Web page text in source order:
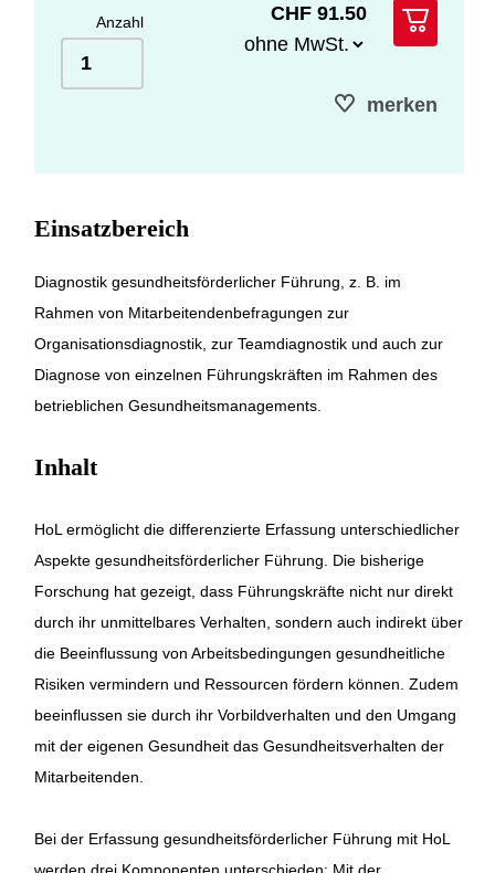
Anzahl CHF 91.50
merken
Einsatzbereich
Diagnostik gesundheitsförderlicher Führung, z. B. im
Rahmen von Mitarbeitendenbefragungen zur
Organisationsdiagnostik, zur Teamdiagnostik und auch zur
Diagnose von einzelnen Führungskräften im Rahmen des
betrieblichen Gesundheitsmanagements.
Inhalt
HoL ermöglicht die differenzierte Erfassung unterschiedlicher
Aspekte gesundheitsförderlicher Führung. Die bisherige
Forschung hat gezeigt, dass Führungskräfte nicht nur direkt
durch ihr unmittelbares Verhalten, sondern auch indirekt über
die Beeinflussung von Arbeitsbedingungen gesundheitliche
Risiken vermindern und Ressourcen fördern können. Zudem
beeinflussen sie durch ihr Vorbildverhalten und den Umgang
mit der eigenen Gesundheit das Gesundheitsverhalten der
Mitarbeitenden.
Bei der Erfassung gesundheitsförderlicher Führung mit HoL